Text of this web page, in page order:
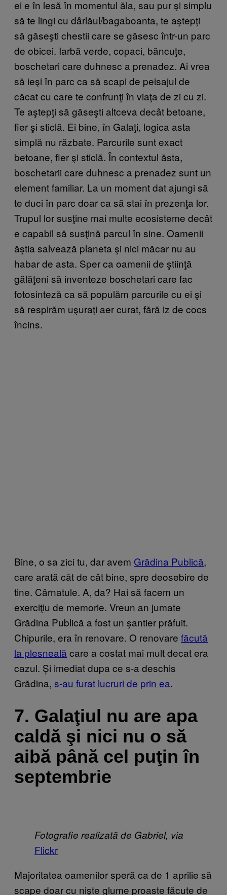
ei e în lesă în momentul ăla, sau pur şi simplu
să te lingi cu dârlăul/bagaboanta, te aştepţi
să găseşti chestii care se găsesc într-un parc
de obicei. Iarbă verde, copaci, băncuţe,
boschetari care duhnesc a prenadez. Ai vrea
să ieşi în parc ca să scapi de peisajul de
căcat cu care te confrunţi în viaţa de zi cu zi.
Te aştepţi să găseşti altceva decât betoane,
fier şi sticlă. Ei bine, în Galaţi, logica asta
simplă nu răzbate. Parcurile sunt exact
betoane, fier şi sticlă. În contextul ăsta,
boschetarii care duhnesc a prenadez sunt un
element familiar. La un moment dat ajungi să
te duci în parc doar ca să stai în prezenţa lor.
Trupul lor susţine mai multe ecosisteme decât
e capabil să susţină parcul în sine. Oamenii
ăştia salvează planeta şi nici măcar nu au
habar de asta. Sper ca oamenii de ştiinţă
gălăţeni să inventeze boschetari care fac
fotosinteză ca să populăm parcurile cu ei şi
să respirăm uşuraţi aer curat, fără iz de cocs
încins.
Bine, o sa zici tu, dar avem Grădina Publică,
care arată cât de cât bine, spre deosebire de
tine. Cârnatule. A, da? Hai să facem un
exerciţiu de memorie. Vreun an jumate
Grădina Publică a fost un şantier prăfuit.
Chipurile, era în renovare. O renovare făcută
la plesneală care a costat mai mult decat era
cazul. Și imediat dupa ce s-a deschis
Grădina, s-au furat lucruri de prin ea.
7. Galaţiul nu are apa
caldă şi nici nu o să
aibă până cel puţin în
septembrie
Fotografie realizată de Gabriel, via
Flickr
Majoritatea oamenilor speră ca de 1 aprilie să
scape doar cu nişte glume proaste făcute de